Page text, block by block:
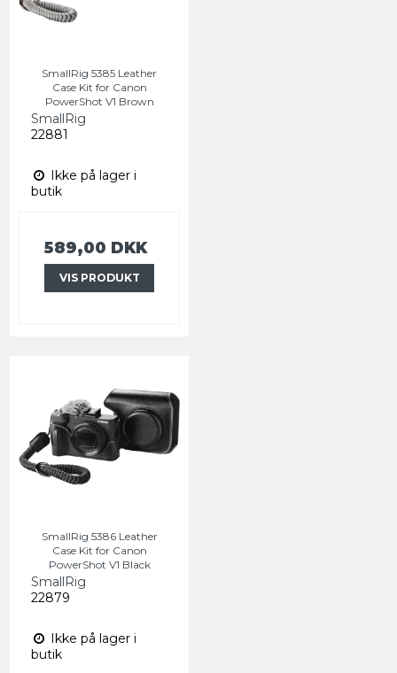
SmallRig 5385 Leather
Case Kit for Canon
PowerShot V1 Brown
SmallRig
22881
Ikke på lager i
butik
589,00 DKK
VIS PRODUKT
SmallRig 5386 Leather
Case Kit for Canon
PowerShot V1 Black
SmallRig
22879
Ikke på lager i
butik